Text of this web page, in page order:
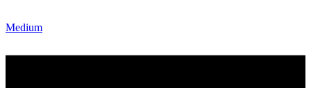
Medium